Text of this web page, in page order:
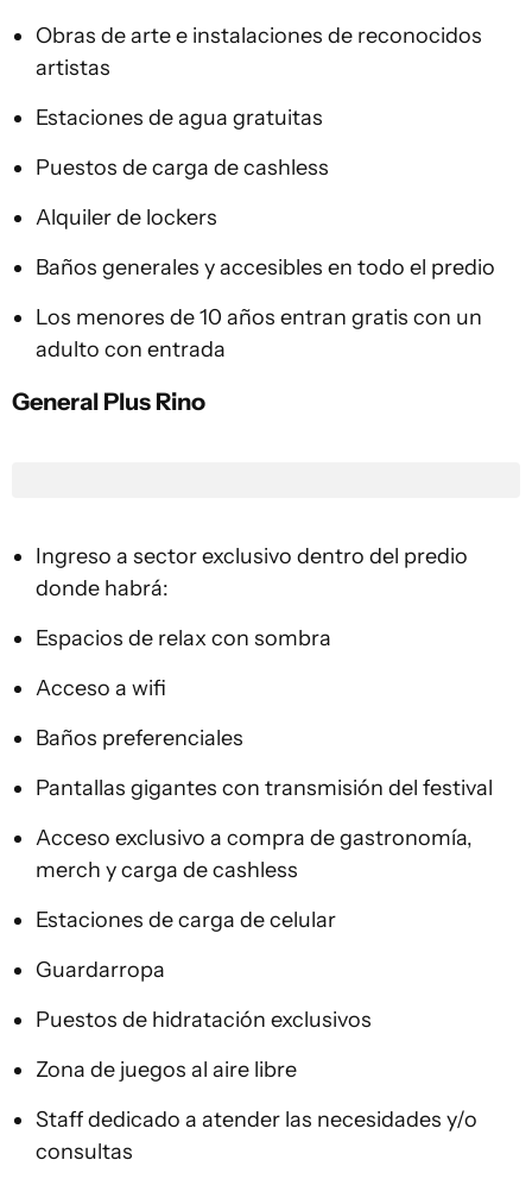
Obras de arte e instalaciones de reconocidos
artistas
Estaciones de agua gratuitas
Puestos de carga de cashless
Alquiler de lockers
Baños generales y accesibles en todo el predio
Los menores de 10 años entran gratis con un
adulto con entrada
General Plus Rino
Ingreso a sector exclusivo dentro del predio
donde habrá:
Espacios de relax con sombra
Acceso a wifi
Baños preferenciales
Pantallas gigantes con transmisión del festival
Acceso exclusivo a compra de gastronomía,
merch y carga de cashless
Estaciones de carga de celular
Guardarropa
Puestos de hidratación exclusivos
Zona de juegos al aire libre
Staff dedicado a atender las necesidades y/o
consultas